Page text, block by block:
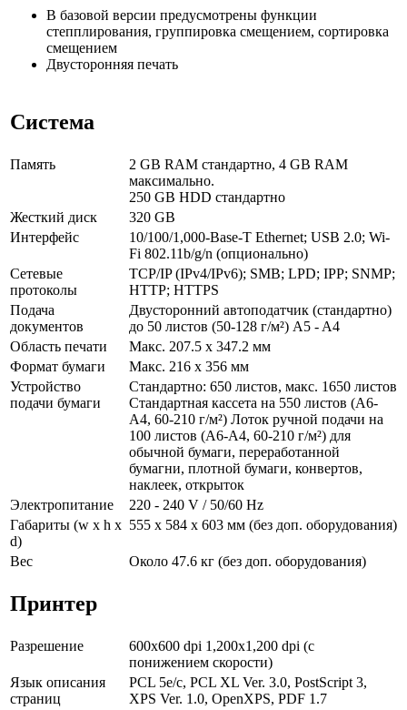
В базовой версии предусмотрены функции
степплирования, группировка смещением, сортировка
смещением
Двусторонняя печать
Система
Память
2 GB RAM стандартно, 4 GB RAM
максимально.
250 GB HDD стандартно
Жесткий диск
320 GB
Интерфейс
10/100/1,000-Base-T Ethernet; USB 2.0; Wi-
Fi 802.11b/g/n (опционально)
Сетевые
протоколы
TCP/IP (IPv4/IPv6); SMB; LPD; IPP; SNMP;
HTTP; HTTPS
Подача
документов
Двусторонний автоподатчик (стандартно)
до 50 листов (50-128 г/м²) A5 - A4
Область печати
Макс. 207.5 x 347.2 мм
Формат бумаги
Макс. 216 x 356 мм
Устройство
подачи бумаги
Стандартно: 650 листов, макс. 1650 листов
Стандартная кассета на 550 листов (A6-
A4, 60-210 г/м²) Лоток ручной подачи на
100 листов (A6-A4, 60-210 г/м²) для
обычной бумаги, переработанной
бумагни, плотной бумаги, конвертов,
наклеек, открыток
Электропитание
220 - 240 V / 50/60 Hz
Габариты (w x h x
d)
555 x 584 x 603 мм (без доп. оборудования)
Вес Около 47.6 кг (без доп. оборудования)
Принтер
Разрешение
600x600 dpi 1,200x1,200 dpi (с
понижением скорости)
Язык описания
страниц
PCL 5e/c, PCL XL Ver. 3.0, PostScript 3,
XPS Ver. 1.0, OpenXPS, PDF 1.7